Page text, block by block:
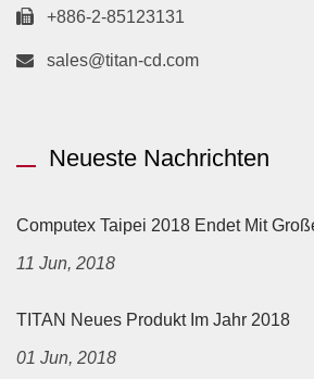
+886-2-85123131
sales@titan-cd.com
Neueste Nachrichten
Computex Taipei 2018 Endet Mit
11 Jun, 2018
TITAN Neues Produkt Im Jahr 2018
01 Jun, 2018